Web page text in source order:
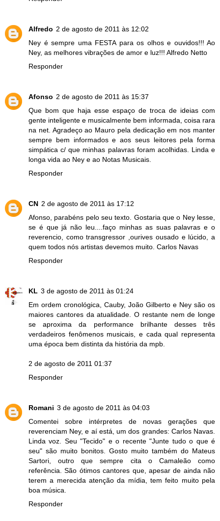
Alfredo 2 de agosto de 2011 às 12:02
Ney é sempre uma FESTA para os olhos e ouvidos!!! Ao
Ney, as melhores vibrações de amor e luz!!! Alfredo Netto
Responder
Afonso 2 de agosto de 2011 às 15:37
Que bom que haja esse espaço de troca de ideias com
gente inteligente e musicalmente bem informada, coisa rara
na net. Agradeço ao Mauro pela dedicação em nos manter
sempre bem informados e aos seus leitores pela forma
simpática c/ que minhas palavras foram acolhidas. Linda e
longa vida ao Ney e ao Notas Musicais.
Responder
CN 2 de agosto de 2011 às 17:12
Afonso, parabéns pelo seu texto. Gostaria que o Ney lesse,
se é que já não leu....faço minhas as suas palavras e o
reverencio, como transgressor ,ourives ousado e lúcido, a
quem todos nós artistas devemos muito. Carlos Navas
Responder
KL 3 de agosto de 2011 às 01:24
Em ordem cronológica, Cauby, João Gilberto e Ney são os
maiores cantores da atualidade. O restante nem de longe
se aproxima da performance brilhante desses três
verdadeiros fenômenos musicais, e cada qual representa
uma época bem distinta da história da mpb.
2 de agosto de 2011 01:37
Responder
Romani 3 de agosto de 2011 às 04:03
Comentei sobre intérpretes de novas gerações que
reverenciam Ney, e aí está, um dos grandes: Carlos Navas.
Linda voz. Seu "Tecido" e o recente "Junte tudo o que é
seu" são muito bonitos. Gosto muito também do Mateus
Sartori, outro que sempre cita o Camaleão como
referência. São ótimos cantores que, apesar de ainda não
terem a merecida atenção da mídia, tem feito muito pela
boa música.
Responder